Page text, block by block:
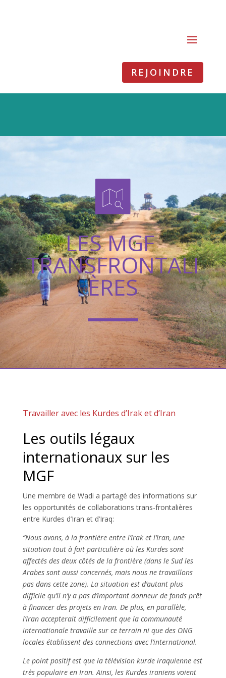
REJOINDRE
LES MGF
TRANSFRONTALI
ÈRES
Travailler avec les Kurdes d’Irak et d’Iran
Les outils légaux
internationaux sur les
MGF
Une membre de Wadi a partagé des informations sur
les opportunités de collaborations trans-frontalières
entre Kurdes d’Iran et d’Iraq:
“Nous avons, à la frontière entre l’Irak et l’Iran, une
situation tout à fait particulière où les Kurdes sont
affectés des deux côtés de la frontière (dans le Sud les
Arabes sont aussi concernés, mais nous ne travaillons
pas dans cette zone). La situation est d’autant plus
difficile qu’il n’y a pas d’important donneur de fonds prêt
à financer des projets en Iran. De plus, en parallèle,
l’Iran accepterait difficilement que la communauté
internationale travaille sur ce terrain ni que des ONG
locales établissent des connections avec l’international.
Le point positif est que la télévision kurde iraquienne est
très populaire en Iran. Ainsi, les Kurdes iraniens voient